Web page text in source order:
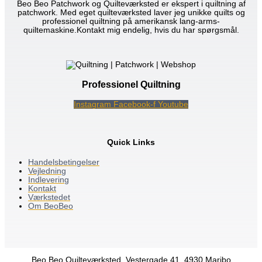
Beo Beo Patchwork og Quilteværksted er ekspert i quiltning af
patchwork. Med eget quilteværksted laver jeg unikke quilts og
professionel quiltning på amerikansk lang-arms-
quiltemaskine.Kontakt mig endelig, hvis du har spørgsmål.
Professionel Quiltning
Instagram Facebook-f Youtube
Quick Links
Handelsbetingelser
Vejledning
Indlevering
Kontakt
Værkstedet
Om BeoBeo
Beo Beo Quilteværksted, Vestergade 41, 4930 Maribo